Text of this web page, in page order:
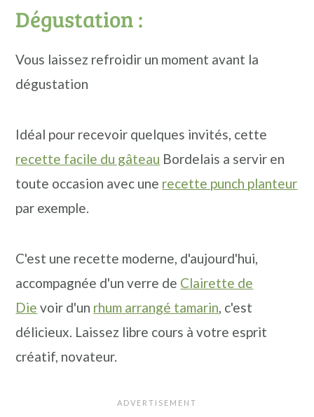
Dégustation :
Vous laissez refroidir un moment avant la
dégustation
Idéal pour recevoir quelques invités, cette
recette facile du gâteau Bordelais a servir en
toute occasion avec une recette punch planteur
par exemple.
C'est une recette moderne, d'aujourd'hui,
accompagnée d'un verre de Clairette de
Die voir d'un rhum arrangé tamarin, c'est
délicieux. Laissez libre cours à votre esprit
créatif, novateur.